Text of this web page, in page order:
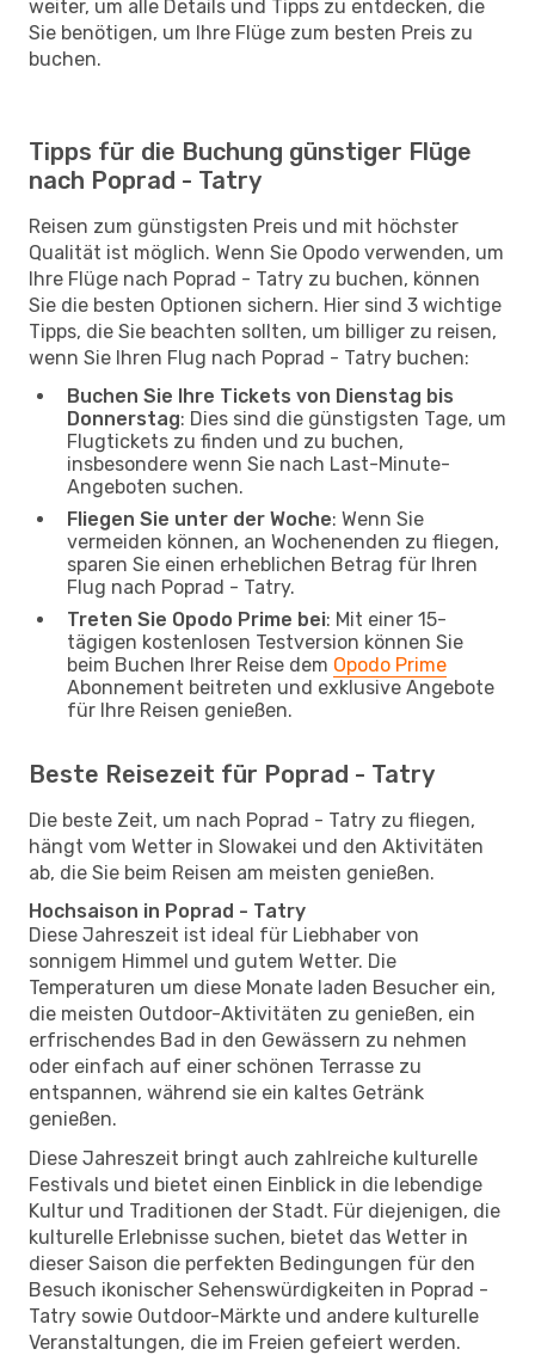
weiter, um alle Details und Tipps zu entdecken, die
Sie benötigen, um Ihre Flüge zum besten Preis zu
buchen.
Tipps für die Buchung günstiger Flüge
nach Poprad - Tatry
Reisen zum günstigsten Preis und mit höchster
Qualität ist möglich. Wenn Sie Opodo verwenden, um
Ihre Flüge nach Poprad - Tatry zu buchen, können
Sie die besten Optionen sichern. Hier sind 3 wichtige
Tipps, die Sie beachten sollten, um billiger zu reisen,
wenn Sie Ihren Flug nach Poprad - Tatry buchen:
Buchen Sie Ihre Tickets von Dienstag bis
Donnerstag: Dies sind die günstigsten Tage, um
Flugtickets zu finden und zu buchen,
insbesondere wenn Sie nach Last-Minute-
Angeboten suchen.
Fliegen Sie unter der Woche: Wenn Sie
vermeiden können, an Wochenenden zu fliegen,
sparen Sie einen erheblichen Betrag für Ihren
Flug nach Poprad - Tatry.
Treten Sie Opodo Prime bei: Mit einer 15-
tägigen kostenlosen Testversion können Sie
beim Buchen Ihrer Reise dem Opodo Prime
Abonnement beitreten und exklusive Angebote
für Ihre Reisen genießen.
Beste Reisezeit für Poprad - Tatry
Die beste Zeit, um nach Poprad - Tatry zu fliegen,
hängt vom Wetter in Slowakei und den Aktivitäten
ab, die Sie beim Reisen am meisten genießen.
Hochsaison in Poprad - Tatry
Diese Jahreszeit ist ideal für Liebhaber von
sonnigem Himmel und gutem Wetter. Die
Temperaturen um diese Monate laden Besucher ein,
die meisten Outdoor-Aktivitäten zu genießen, ein
erfrischendes Bad in den Gewässern zu nehmen
oder einfach auf einer schönen Terrasse zu
entspannen, während sie ein kaltes Getränk
genießen.
Diese Jahreszeit bringt auch zahlreiche kulturelle
Festivals und bietet einen Einblick in die lebendige
Kultur und Traditionen der Stadt. Für diejenigen, die
kulturelle Erlebnisse suchen, bietet das Wetter in
dieser Saison die perfekten Bedingungen für den
Besuch ikonischer Sehenswürdigkeiten in Poprad -
Tatry sowie Outdoor-Märkte und andere kulturelle
Veranstaltungen, die im Freien gefeiert werden.